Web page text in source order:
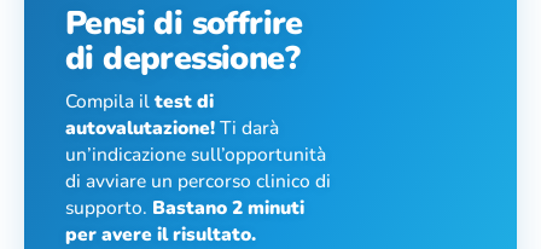
Pensi di soffrire
di depressione?
Compila iltest di
autovalutazione!Ti darà
un’indicazione sull’opportunità
di avviare un percorso clinico di
supporto. Bastano 2 minuti
per avere il risultato.